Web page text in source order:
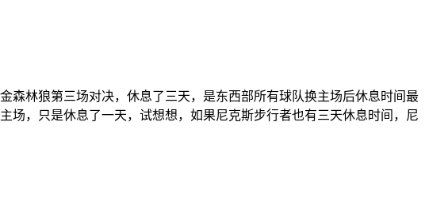
森林狼第三场对决，休息了三天，是东西部所有球队换主场后休息时间最
场，只是休息了一天，试想想，如果尼克斯步行者也有三天休息时间，尼